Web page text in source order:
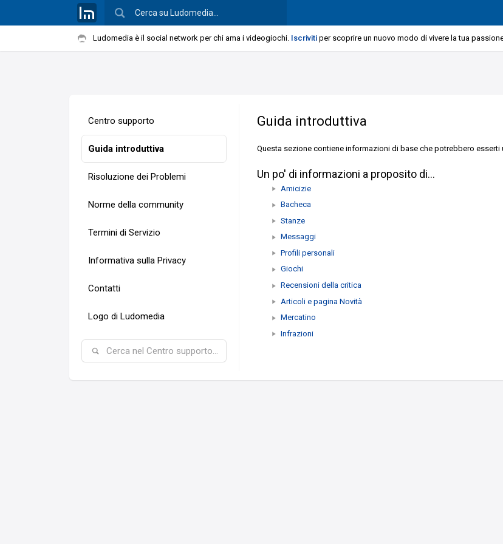
Ludomedia è il social network per chi ama i videogiochi. Iscriviti per scoprire un nuovo modo di vivere la tua
Centro supporto
Guida introduttiva
Risoluzione dei Problemi
Norme della community
Termini di Servizio
Informativa sulla Privacy
Contatti
Logo di Ludomedia
Guida introduttiva
Questa sezione contiene informazioni di base che potrebbero esserti
Un po' di informazioni a proposito di...
Amicizie
Bacheca
Stanze
Messaggi
Profili personali
Giochi
Recensioni della critica
Articoli e pagina Novità
Mercatino
Infrazioni